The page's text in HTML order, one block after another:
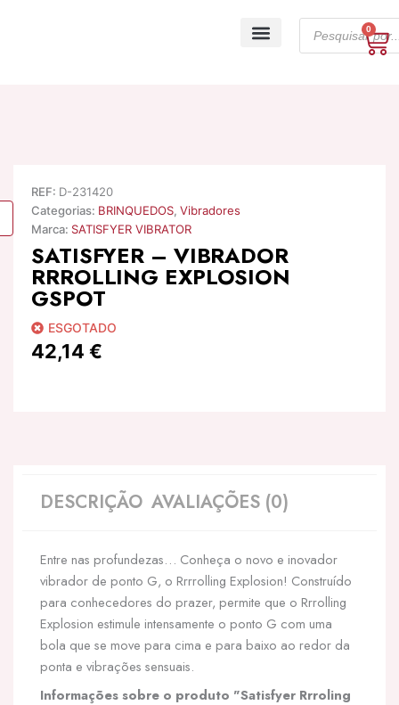
search
0
REF: D-231420
Categorias: BRINQUEDOS, Vibradores
Marca: SATISFYER VIBRATOR
SATISFYER – VIBRADOR
RRROLLING EXPLOSION
GSPOT
ESGOTADO
42,14 €
DESCRIÇÃO AVALIAÇÕES (0)
Entre nas profundezas… Conheça o novo e inovador
vibrador de ponto G, o Rrrrolling Explosion! Construído
para conhecedores do prazer, permite que o Rrrolling
Explosion estimule intensamente o ponto G com uma
bola que se move para cima e para baixo ao redor da
ponta e vibrações sensuais.
Informações sobre o produto "Satisfyer Rrroling